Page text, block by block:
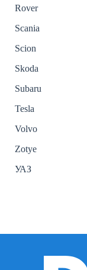
Rover
Scania
Scion
Skoda
Subaru
Tesla
Volvo
Zotye
УАЗ